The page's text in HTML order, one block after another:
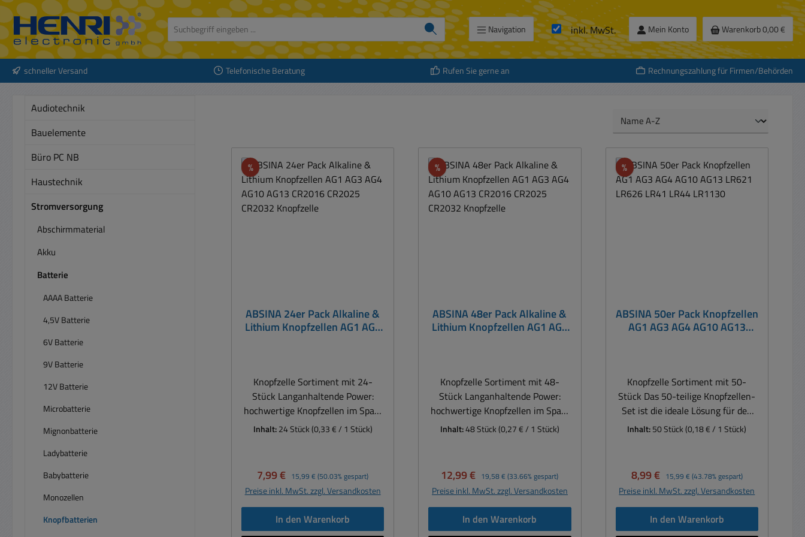
Hauptinhalt springen
Zur Suche springen
Zur Hauptnavigation springen
Navigation inkl. MwSt. Mein Konto Warenkorb0,00 €
schneller Versand Telefonische Beratung Rufen Sie gerne an Rechnungszahlung für Firmen/Behörden
Audiotechnik
Bauelemente
Büro PC NB
Haustechnik
Stromversorgung
Abschirmmaterial
Akku
Batterie
AAAA Batterie
4,5V Batterie
6V Batterie
9V Batterie
12V Batterie
Microbatterie
Mignonbatterie
Ladybatterie
Babybatterie
Monozellen
Knopfbatterien
%Rabatt
ABSINA 24er Pack Alkaline &
Lithium Knopfzellen AG1 AG3
Knopfzelle Sortiment mit 24-
Stück Langanhaltende Power:
hochwertige Knopfzellen im Spar-
Set für fast alle gängigen
Messwerkzeug, Fernbedienung,
Spielcomputer, Fahrradtacho uvm.
Hohe Belastbarkeit - volle Power
bei extremen Temperaturen:
Inhalt:24 Stück(0,33 € / 1 Stück)
Verkaufspreis:
7,99 € Regulärer Preis:
15,99 € (50.03% gespart)
Preise inkl. MwSt. zzgl. Versandkosten
In den Warenkorb
%Rabatt
ABSINA 48er Pack Alkaline &
Lithium Knopfzellen AG1 AG3
Knopfzelle Sortiment mit 48-
Stück Langanhaltende Power:
hochwertige Knopfzellen im Spar-
Set für fast alle gängigen
Messwerkzeug, Fernbedienung,
Spielcomputer, Fahrradtacho uvm.
Hohe Belastbarkeit - volle Power
bei extremen Temperaturen:
Inhalt:48 Stück(0,27 € / 1 Stück)
Verkaufspreis:
12,99 € Regulärer Preis:
19,58 € (33.66% gespart)
Preise inkl. MwSt. zzgl. Versandkosten
In den Warenkorb
%Rabatt
ABSINA 50er Pack Knopfzellen
AG1 AG3 AG4 AG10 AG13
Knopfzelle Sortiment mit 50-
Stück Das 50-teilige Knopfzellen-
Set ist die ideale Lösung für den
täglichen Bedarf an
Größen. Mit diesem Set haben Sie
immer die richtige Batterie zur
Hand, sei es für Uhren,
Fernbedienungen, Taschenrechner
Inhalt:50 Stück(0,18 € / 1 Stück)
Verkaufspreis:
8,99 € Regulärer Preis:
15,99 € (43.78% gespart)
Preise inkl. MwSt. zzgl. Versandkosten
In den Warenkorb